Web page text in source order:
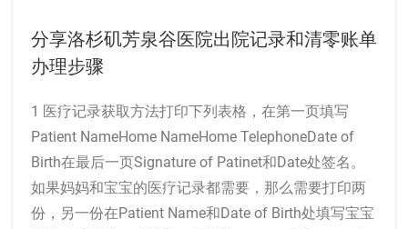
分享洛杉矶芳泉谷医院出院记录和清零账单
办理步骤
1 医疗记录获取方法打印下列表格，在第一页填写
Patient NameHome NameHome TelephoneDate of
Birth在最后一页Signature of Patinet和Date处签名。
如果妈妈和宝宝的医疗记录都需要，那么需要打印两
份，另一份在Patient Name和Date of Birth处填写宝宝